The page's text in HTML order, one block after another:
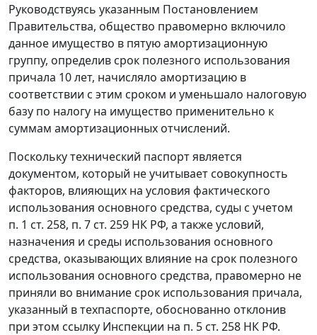
Руководствуясь указанным Постановлением
Правительства, общество правомерно включило
данное имущество в пятую амортизационную
группу, определив срок полезного использования
причала 10 лет, начисляло амортизацию в
соответствии с этим сроком и уменьшало налоговую
базу по налогу на имущество применительно к
суммам амортизационных отчислений.
Поскольку технический паспорт является
документом, который не учитывает совокупность
факторов, влияющих на условия фактического
использования основного средства, суды с учетом
п. 1 ст. 258, п. 7 ст. 259 НК РФ, а также условий,
назначения и среды использования основного
средства, оказывающих влияние на срок полезного
использования основного средства, правомерно не
приняли во внимание срок использования причала,
указанный в техпаспорте, обоснованно отклонив
при этом ссылку Инспекции на п. 5 ст. 258 НК РФ.